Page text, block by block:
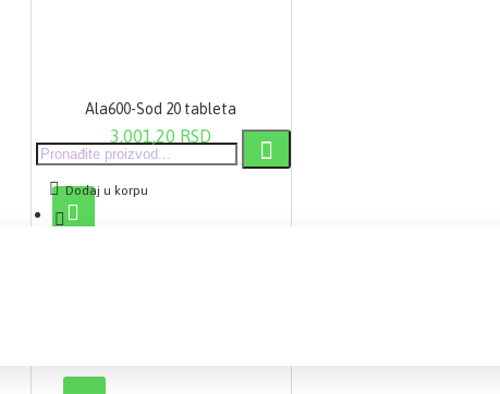
Ala600-Sod 20 tableta
3.001,20 RSD
Dodaj u korpu